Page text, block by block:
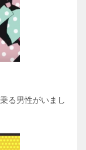
る男性がいまし